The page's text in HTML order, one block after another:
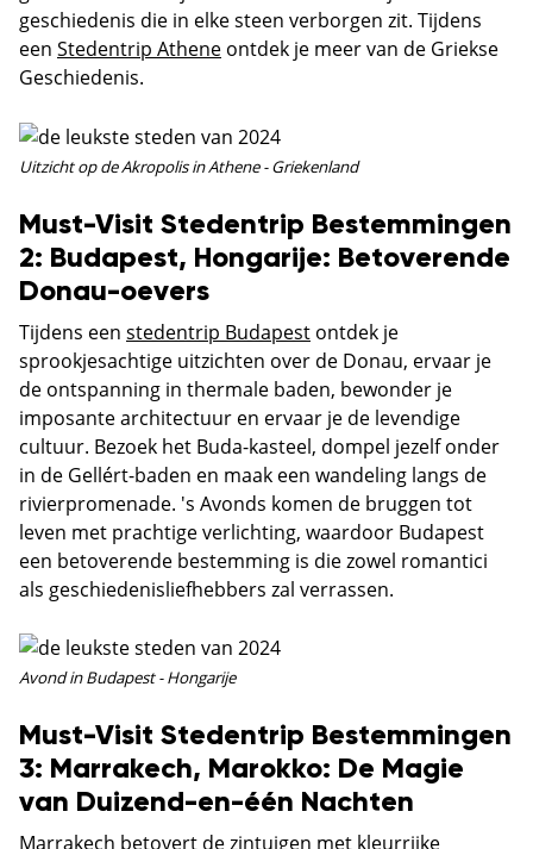
geschiedenis die in elke steen verborgen zit. Tijdens
een Stedentrip Athene ontdek je meer van de Griekse
Geschiedenis.
Uitzicht op de Akropolis in Athene - Griekenland
Must-Visit Stedentrip Bestemmingen
2: Budapest, Hongarije: Betoverende
Donau-oevers
Tijdens een stedentrip Budapest ontdek je
sprookjesachtige uitzichten over de Donau, ervaar je
de ontspanning in thermale baden, bewonder je
imposante architectuur en ervaar je de levendige
cultuur. Bezoek het Buda-kasteel, dompel jezelf onder
in de Gellért-baden en maak een wandeling langs de
rivierpromenade. 's Avonds komen de bruggen tot
leven met prachtige verlichting, waardoor Budapest
een betoverende bestemming is die zowel romantici
als geschiedenisliefhebbers zal verrassen.
Avond in Budapest - Hongarije
Must-Visit Stedentrip Bestemmingen
3: Marrakech, Marokko: De Magie
van Duizend-en-één Nachten
Marrakech betovert de zintuigen met kleurrijke